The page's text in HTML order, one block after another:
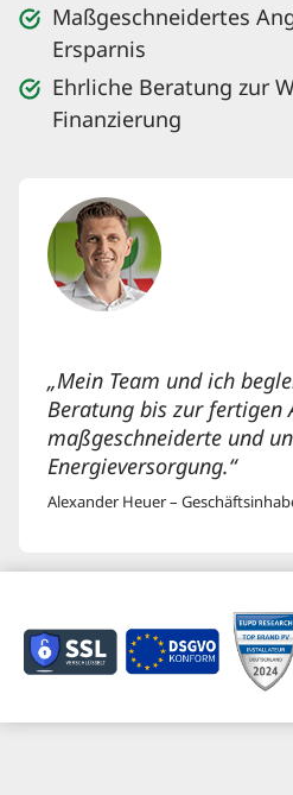
Maßgeschneidertes
Ersparnis
Ehrliche Beratung zur
Finanzierung
„Mein Team und ich
Beratung bis zur fertigen
maßgeschneiderte und
Energieversorgung.“
Alexander Heuer –